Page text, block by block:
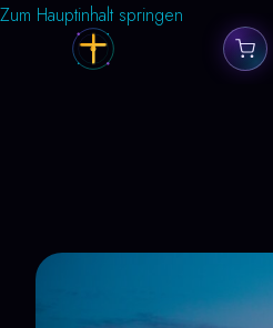
Zum Hauptinhalt springen